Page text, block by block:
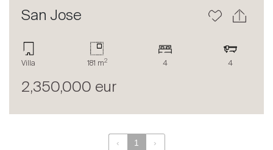
San Jose
Villa 181 m2 4 4
2,350,000 eur
‹ 1 ›